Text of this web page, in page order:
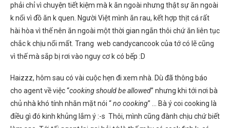
phải chỉ vì chuyện tiết kiệm mà k ăn ngoài nhưng thật sự ăn ngoài
k nổi vì đồ ăn k quen. Người Việt mình ăn rau, kết hợp thịt cá rất
hài hòa vì thế nên ăn ngoài một thời gian ngắn thôi chứ ăn liên tục
chắc k chịu nổi mất. Trang web candycancook của tớ có lẽ cũng
vì thế mà sắp bị rơi vào nguy cơ k có bếp :D
Haizzz, hôm sau có vài cuộc hẹn đi xem nhà. Dù đã thông báo
cho agent về việc “cooking should be allowed” nhưng khi tới nơi bà
chủ nhà khó tính nhăn mặt nói “no cooking” … Bà ý coi cooking là
điều gì đó kinh khủng lắm ý :-s Thôi, mình cũng đành chịu chứ biết